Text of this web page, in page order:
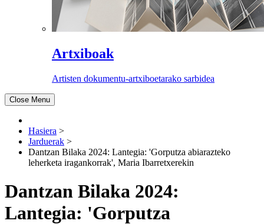
Artxiboak
Artisten dokumentu-artxiboetarako sarbidea
Close Menu
Hasiera >
Jarduerak >
Dantzan Bilaka 2024: Lantegia: 'Gorputza abiarazteko
leherketa iragankorrak', Maria Ibarretxerekin
Dantzan Bilaka 2024:
Lantegia: 'Gorputza